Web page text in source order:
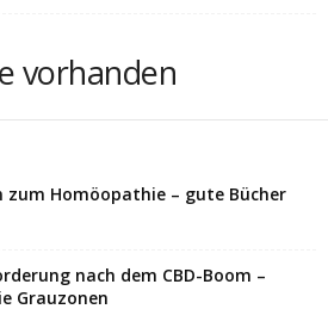
vorhanden
Homöopathie – gute Bücher
nach dem CBD-Boom –
Grauzonen